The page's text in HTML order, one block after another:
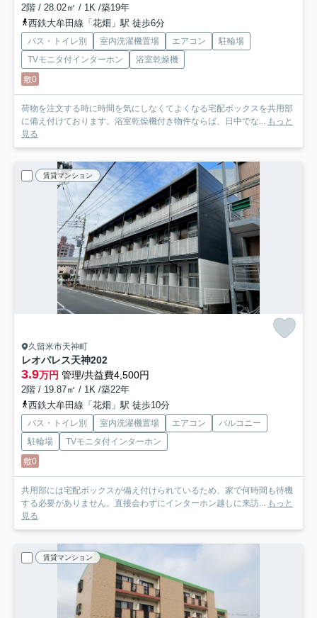
2階 / 28.02㎡ / 1K /築19年
西鉄大牟田線「花畑」駅 徒歩6分
バス・トイレ別 室内洗濯機置場 エアコン
駐輪場
TVモニタ付インターホン
浴室乾燥機
敷0
荷物を注文する時に時間を気にしなくてよくなる宅配ボックスを共用部
に備え付けております。浴室乾燥機付き物件ならば、日中でな... もっと
見る
賃貸マンション
久留米市天神町
レオパレス天神202
3.9万円 管理/共益費4,500円
2階 / 19.87㎡ / 1K /築22年
西鉄大牟田線「花畑」駅 徒歩10分
バス・トイレ別 室内洗濯機置場 エアコン
バルコニー
駐輪場
TVモニタ付インターホン
敷0
共用部には宅配ボックスが備え付けられているため、家で何時間も待機
する必要がありません。直接会わずにインターホン越しに来訪... もっと
見る
賃貸マンション